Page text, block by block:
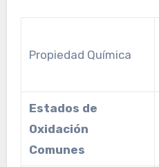
Propiedad Química
Estados de
Oxidación
Comunes